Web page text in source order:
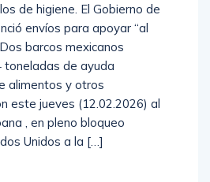
de higiene. El Gobierno de
envíos para apoyar “al
barcos mexicanos
toneladas de ayuda
alimentos y otros
este jueves (12.02.2026) al
, en pleno bloqueo
Unidos a la […]